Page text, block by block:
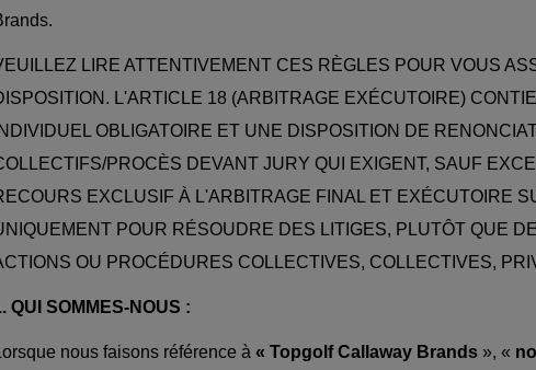
LIRE ATTENTIVEMENT CES RÈGLES POUR VOUS
L'ARTICLE 18 (ARBITRAGE EXÉCUTOIRE)
INDIVIDUEL OBLIGATOIRE ET UNE DISPOSITION DE
PROCÈS DEVANT JURY QUI EXIGENT, SAUF
EXCLUSIF À L'ARBITRAGE FINAL ET EXÉCUTOIRE
POUR RÉSOUDRE DES LITIGES, PLUTÔT QUE
OU PROCÉDURES COLLECTIVES, COLLECTIVES,
QUI SOMMES-NOUS :
nous faisons référence à « Topgolf Callaway Brands », «